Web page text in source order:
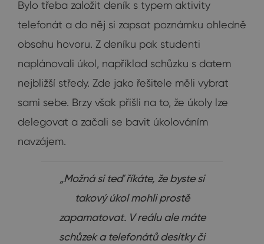
Bylo třeba založit deník s typem aktivity
telefonát a do něj si zapsat poznámku ohledně
obsahu hovoru. Z deníku pak studenti
naplánovali úkol, například schůzku s datem
nejbližší středy. Zde jako řešitele měli vybrat
sami sebe. Brzy však přišli na to, že úkoly lze
delegovat a začali se bavit úkolováním
navzájem.
„Možná si teď říkáte, že byste si
takový úkol mohli prostě
zapamatovat. V reálu ale máte
schůzek a telefonátů desítky či